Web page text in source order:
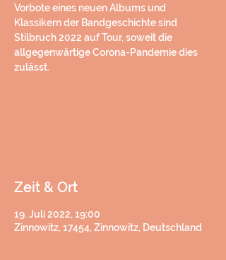
Vorbote eines neuen Albums und
Klassikern der Bandgeschichte sind
Stilbruch 2022 auf Tour, soweit die
allgegenwärtige Corona-Pandemie dies
zulässt.
Zeit & Ort
19. Juli 2022, 19:00
Zinnowitz, 17454, Zinnowitz, Deutschland